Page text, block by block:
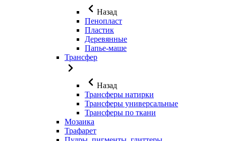
Назад
Пенопласт
Пластик
Деревянные
Папье-маше
Трансфер
Назад
Трансферы натирки
Трансферы универсальные
Трансферы по ткани
Мозаика
Трафарет